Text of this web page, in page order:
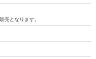
売となります。